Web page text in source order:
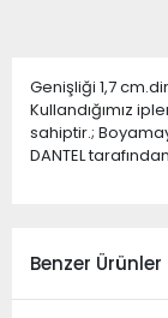
Genişliği 1,7
Kullandığımız
sahiptir.;
DANTEL
Benzer Ürünler